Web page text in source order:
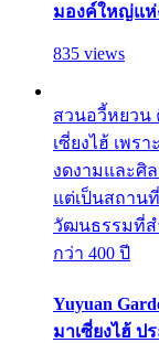
มองค์ใหญ่แห่
835 views
สวนอวี้หยวน
เซี่ยงไฮ้ เพร
งดงามและศิ
แต่เป็นสถาน
วัฒนธรรมที่ส
กว่า 400 ปี
Yuyuan
มาเซี่ยงไฮ้ ป